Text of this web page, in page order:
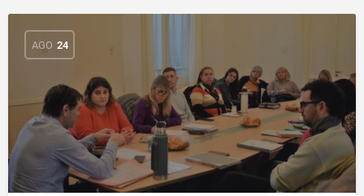
AGO 24